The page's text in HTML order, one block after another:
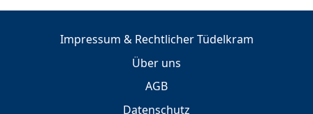
Impressum & Rechtlicher Tüdelkram
Über uns
AGB
Datenschutz